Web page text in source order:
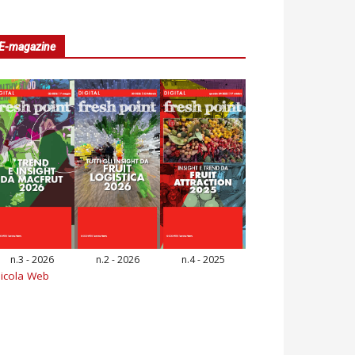
magazine
n.3 - 2026 n.2 - 2026 n.4 - 2025
Web